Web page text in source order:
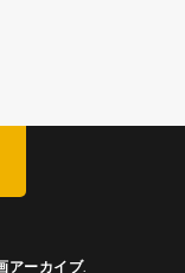
アーカイブ.